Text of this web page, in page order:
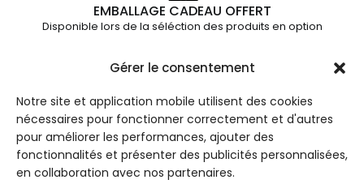
Gérer le consentement
Notre site et application mobile utilisent des cookies
nécessaires pour fonctionner correctement et d'autres
pour améliorer les performances, ajouter des
fonctionnalités et présenter des publicités personnalisées,
en collaboration avec nos partenaires.
EMBALLAGE CADEAU OFFERT
Disponible lors de la séléction des produits en option
LES
COLLE
CTIO
NS
Les
INFOR
NS
Conditions
de
JUL ET
Paris
Notre